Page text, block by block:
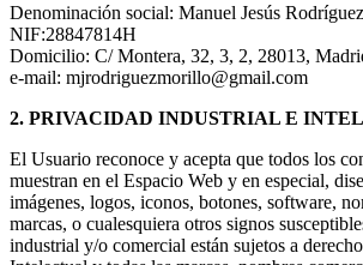
Denominación social: Manuel Jesús
NIF:28847814H
Domicilio: C/ Montera, 32, 3, 2, 28013,
e-mail: mjrodriguezmorillo@gmail.com
2. PRIVACIDAD INDUSTRIAL E
El Usuario reconoce y acepta que todos los
muestran en el Espacio Web y en especial,
imágenes, logos, iconos, botones, software,
marcas, o cualesquiera otros signos
industrial y/o comercial están sujetos a